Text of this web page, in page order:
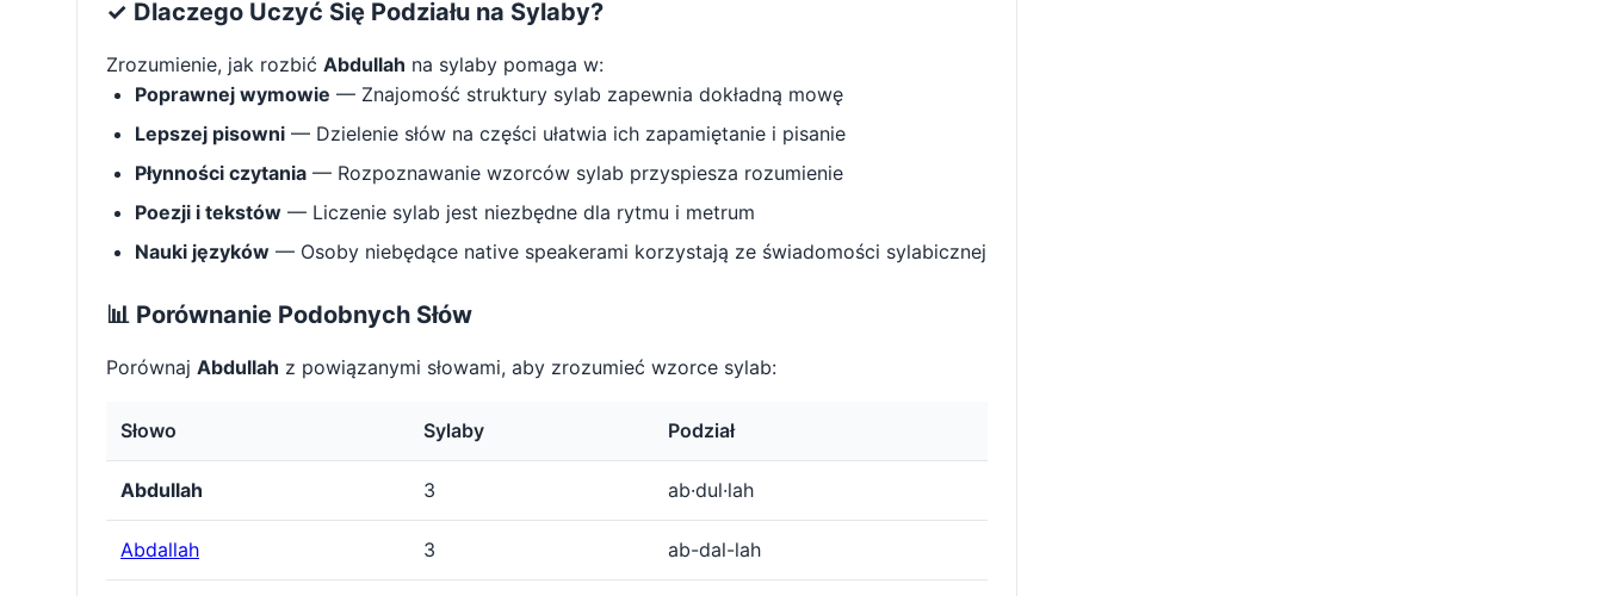
✓ Dlaczego Uczyć Się Podziału na Sylaby?
Zrozumienie, jak rozbić Abdullah na sylaby pomaga w:
Poprawnej wymowie — Znajomość struktury sylab zapewnia dokładną mowę
Lepszej pisowni — Dzielenie słów na części ułatwia ich zapamiętanie i pisanie
Płynności czytania — Rozpoznawanie wzorców sylab przyspiesza rozumienie
Poezji i tekstów — Liczenie sylab jest niezbędne dla rytmu i metrum
Nauki języków — Osoby niebędące native speakerami korzystają ze świadomości sylabicznej
📊 Porównanie Podobnych Słów
Porównaj Abdullah z powiązanymi słowami, aby zrozumieć wzorce sylab:
Słowo Sylaby Podział
Abdullah 3 ab·dul·lah
Abdallah 3 ab-dal-lah